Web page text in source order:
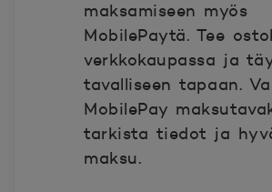
maksamiseen myös
MobilePaytä. Tee
verkkokaupassa ja
tavalliseen tapaan.
MobilePay
tarkista tiedot ja
maksu.